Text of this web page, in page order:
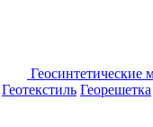
Геосинтетические
Геотекстиль Георешетка